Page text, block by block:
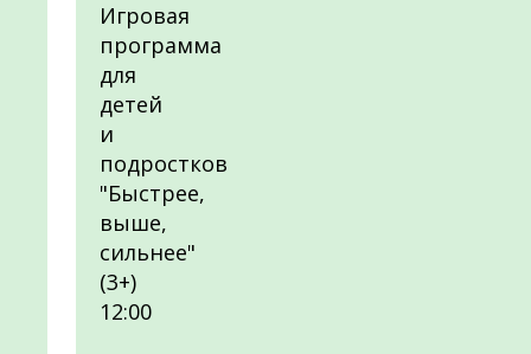
Игровая
программа
для
детей
и
подростков
"Быстрее,
выше,
сильнее"
(3+)
12:00